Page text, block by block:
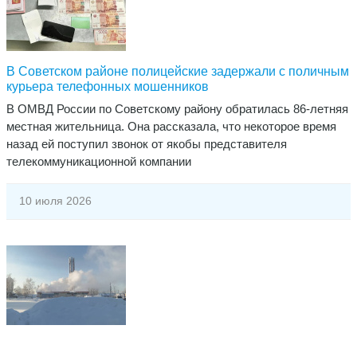
В Советском районе полицейские задержали с поличным
курьера телефонных мошенников
​В ОМВД России по Советскому району обратилась 86-летняя
местная жительница. Она рассказала, что некоторое время
назад ей поступил звонок от якобы представителя
телекоммуникационной компании
10 июля 2026